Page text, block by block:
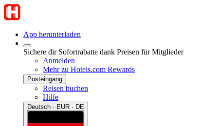
App herunterladen
Sichere dir Sofortrabatte dank Preisen für Mitglieder
Anmelden
Mehr zu Hotels.com Rewards
Posteingang
Reisen buchen
Hilfe
Deutsch · EUR · DE